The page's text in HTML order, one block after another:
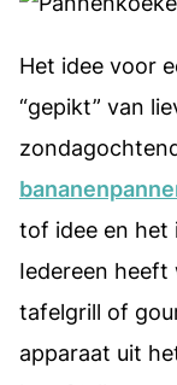
Het idee voor
“gepikt” van
tof idee en het
Iedereen heeft
tafelgrill of
apparaat uit